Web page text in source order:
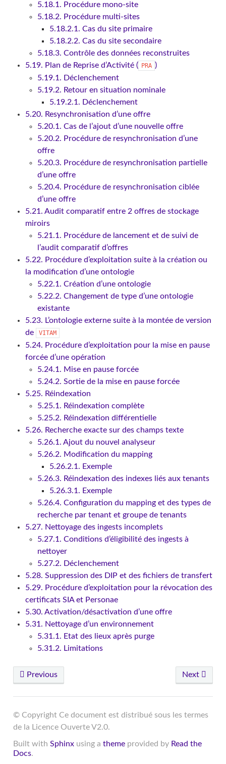
5.18.1. Procédure mono-site
5.18.2. Procédure multi-sites
5.18.2.1. Cas du site primaire
5.18.2.2. Cas du site secondaire
5.18.3. Contrôle des données reconstruites
5.19. Plan de Reprise d’Activité ( PRA )
5.19.1. Déclenchement
5.19.2. Retour en situation nominale
5.19.2.1. Déclenchement
5.20. Resynchronisation d’une offre
5.20.1. Cas de l’ajout d’une nouvelle offre
5.20.2. Procédure de resynchronisation d’une
offre
5.20.3. Procédure de resynchronisation partielle
d’une offre
5.20.4. Procédure de resynchronisation ciblée
d’une offre
5.21. Audit comparatif entre 2 offres de stockage
miroirs
5.21.1. Procédure de lancement et de suivi de
l’audit comparatif d’offres
5.22. Procédure d’exploitation suite à la création ou
la modification d’une ontologie
5.22.1. Création d’une ontologie
5.22.2. Changement de type d’une ontologie
existante
5.23. L’ontologie externe suite à la montée de version
de
VITAM
5.24. Procédure d’exploitation pour la mise en pause
forcée d’une opération
5.24.1. Mise en pause forcée
5.24.2. Sortie de la mise en pause forcée
5.25. Réindexation
5.25.1. Réindexation complète
5.25.2. Réindexation différentielle
5.26. Recherche exacte sur des champs texte
5.26.1. Ajout du nouvel analyseur
5.26.2. Modification du mapping
5.26.2.1. Exemple
5.26.3. Réindexation des indexes liés aux tenants
5.26.3.1. Exemple
5.26.4. Configuration du mapping et des types de
recherche par tenant et groupe de tenants
5.27. Nettoyage des ingests incomplets
5.27.1. Conditions d’éligibilité des ingests à
nettoyer
5.27.2. Déclenchement
5.28. Suppression des DIP et des fichiers de transfert
5.29. Procédure d’exploitation pour la révocation des
certificats SIA et Personae
5.30. Activation/désactivation d’une offre
5.31. Nettoyage d’un environnement
5.31.1. Etat des lieux après purge
5.31.2. Limitations
Previous Next
© Copyright Ce document est distribué sous les termes
de la Licence Ouverte V2.0.
Built with Sphinxusing a themeprovided by Read the
Docs.